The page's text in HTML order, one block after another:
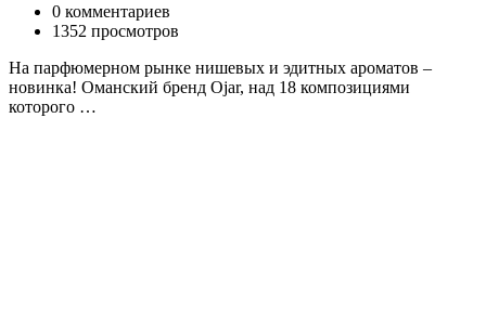
0 комментариев
1352 просмотров
На парфюмерном рынке нишевых и эдитных ароматов –
новинка! Оманский бренд Ojar, над 18 композициями
которого …